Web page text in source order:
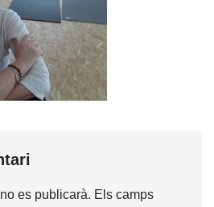
es publicarà. Els camps